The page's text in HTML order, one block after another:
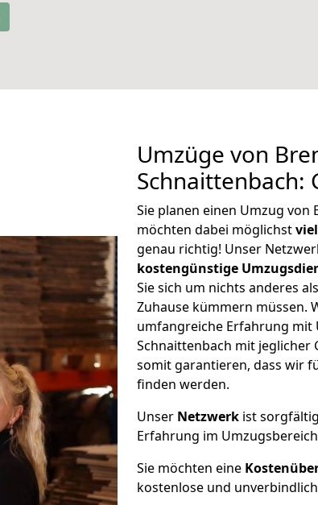
Umzüge von
Schnaittenbach:
Sie planen einen Umzug von
möchten dabei möglichst
genau richtig! Unser
kostengünstige
Sie sich um nichts anderes
Zuhause kümmern müssen.
umfangreiche Erfahrung mit
Schnaittenbach mit
somit garantieren, dass wir
finden werden.
Unser Netzwerk ist
Erfahrung im
Sie möchten eine
kostenlose und